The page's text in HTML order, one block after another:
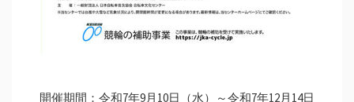
開催期間：令和7年9月10日（水）～令和7年12月14日